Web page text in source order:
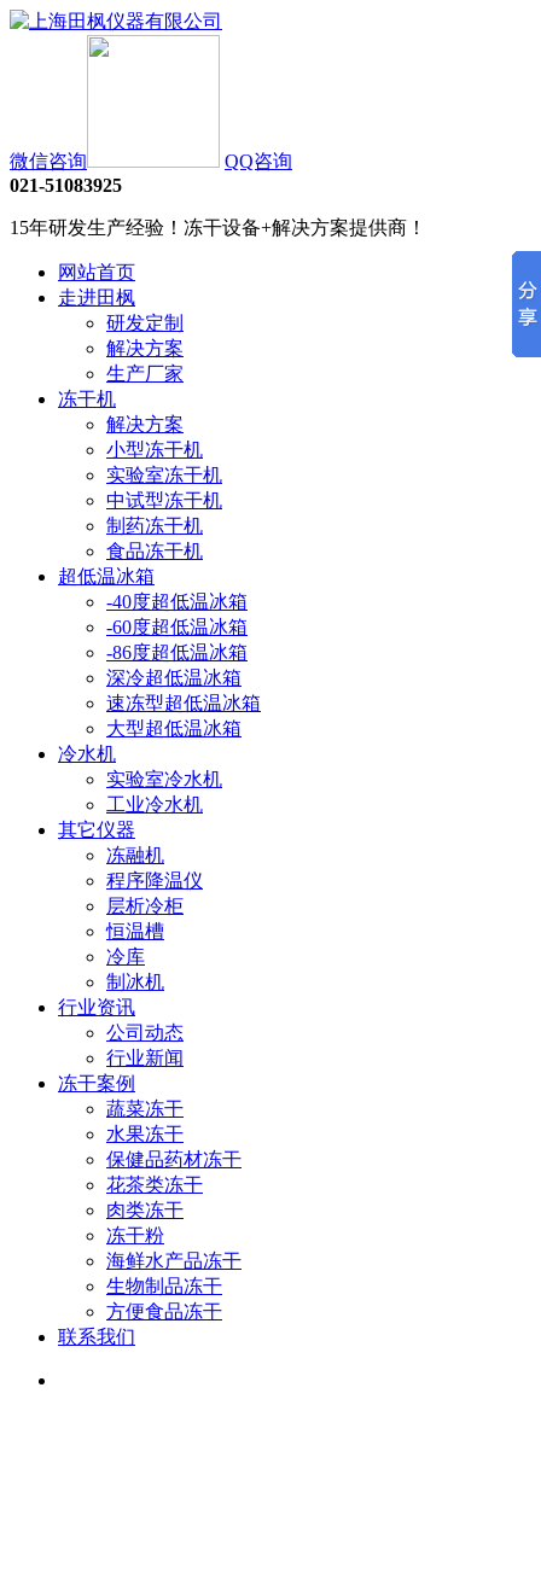
微信咨询
QQ咨询
021-51083925
15年研发生产经验！冻干设备+解决方案提供商！
网站首页
走进田枫
研发定制
解决方案
生产厂家
冻干机
解决方案
小型冻干机
实验室冻干机
中试型冻干机
制药冻干机
食品冻干机
超低温冰箱
-40度超低温冰箱
-60度超低温冰箱
-86度超低温冰箱
深冷超低温冰箱
速冻型超低温冰箱
大型超低温冰箱
冷水机
实验室冷水机
工业冷水机
其它仪器
冻融机
程序降温仪
层析冷柜
恒温槽
冷库
制冰机
行业资讯
公司动态
行业新闻
冻干案例
蔬菜冻干
水果冻干
保健品药材冻干
花茶类冻干
肉类冻干
冻干粉
海鲜水产品冻干
生物制品冻干
方便食品冻干
联系我们